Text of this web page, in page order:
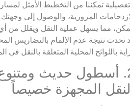
تمكننا من التخطيط الأمثل
المرورية، والوصول إلى
مما يسهل عملية النقل ويقلل من
تحدث نتيجة عدم الإلمام بالتضاريس
باللوائح المحلية المتعلقة بالنقل في
2. أسطول حديث
المجهزة خصيصاً